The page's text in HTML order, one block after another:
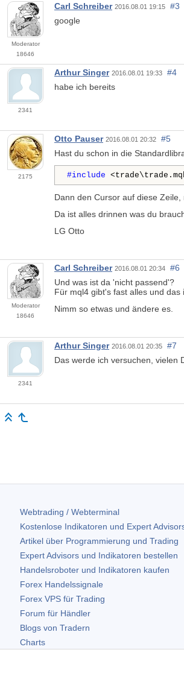
Moderator
18646
Carl Schreiber 2016.08.01 19:15
#3
google
2341
Arthur Singer 2016.08.01 19:33
#4
habe ich bereits
2175
Otto Pauser 2016.08.01 20:32
#5
Hast du schon in die
#include
Dann den Cursor auf diese
Da ist alles drinnen was du
LG Otto
Moderator
18646
Carl Schreiber 2016.08.01 20:34
#6
Und was ist da 'nicht passend'?
Für mql4 gibt's fast alles und
Nimm so etwas und ändere es.
2341
Arthur Singer 2016.08.01 20:35
#7
Das werde ich versuchen, vielen
Webtrading / Webterminal
Kostenlose Indikatoren und Expert
Artikel über Programmierung und Trading
Expert Advisors und Indikatoren bestellen
Handelsroboter und Indikatoren kaufen
Forex Handelssignale
Forex VPS für Trading
Forum für Händler
Blogs von Tradern
Charts